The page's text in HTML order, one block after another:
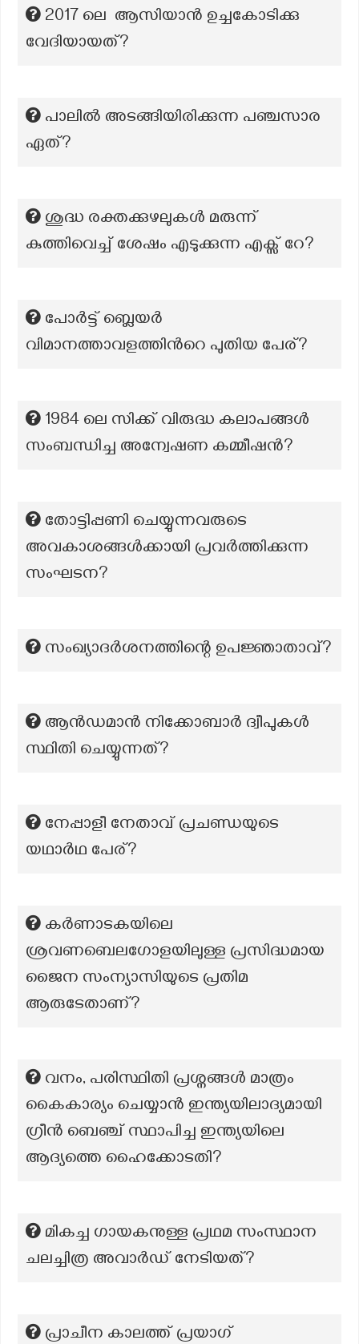
2017 ലെ ആസിയാൻ ഉച്ചകോടിക്കു
വേദിയായത്?
പാലിൽ അടങ്ങിയിരിക്കുന്ന പഞ്ചസാര
ഏത്?
ശുദ്ധ രക്തക്കുഴലുകൾ മരുന്ന്
കുത്തിവെച്ച് ശേഷം എടുക്കുന്ന എക്സ് റേ?
പോർട്ട് ബ്ലെയർ
വിമാനത്താവളത്തിന്‍റെ പുതിയ പേര്?
1984 ലെ സിക്ക് വിരുദ്ധ കലാപങ്ങൾ
സംബന്ധിച്ച അന്വേഷണ കമ്മീഷന്‍?
തോട്ടിപ്പണി ചെയ്യുന്നവരുടെ
അവകാശങ്ങൾക്കായി പ്രവർത്തിക്കുന്ന
സംഘടന?
സംഖ്യാദർശനത്തിന്റെ ഉപജ്ഞാതാവ്?
ആൻഡമാൻ നിക്കോബാർ ദ്വീപുകൾ
സ്ഥിതി ചെയ്യുന്നത്?
നേപ്പാളീ നേതാവ് പ്രചണ്ഡയുടെ
യഥാർഥ പേര്?
കർണാടകയിലെ
ശ്രവണബെലഗോളയിലുള്ള പ്രസിദ്ധമായ
ജൈന സംന്യാസിയുടെ പ്രതിമ
ആരുടേതാണ്?
വനം, പരിസ്ഥിതി പ്രശ്നങ്ങൾ മാത്രം
കൈകാര്യം ചെയ്യാൻ ഇന്ത്യയിലാദ്യമായി
ഗ്രീൻ ബെഞ്ച് സ്ഥാപിച്ച ഇന്ത്യയിലെ
ആദ്യത്തെ ഹൈക്കോടതി?
മികച്ച ഗായകനുള്ള പ്രഥമ സംസ്ഥാന
ചലച്ചിത്ര അവാർഡ് നേടിയത്?
പ്രാചീന കാലത്ത് പ്രയാഗ്